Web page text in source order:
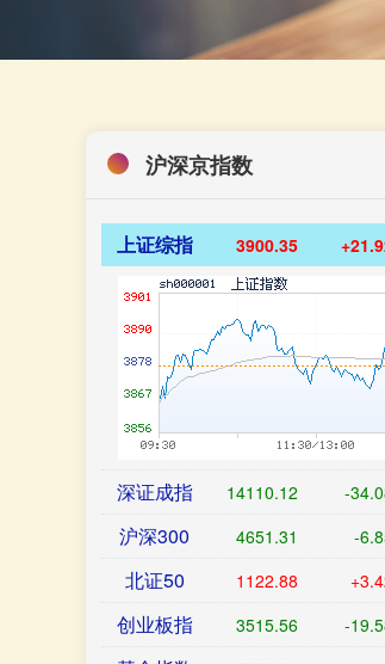
沪深京指数
上证综指 3900.35
深证成指 14110.12 -
沪深300 4651.31 -
北证50 1122.88
创业板指 3515.56 -